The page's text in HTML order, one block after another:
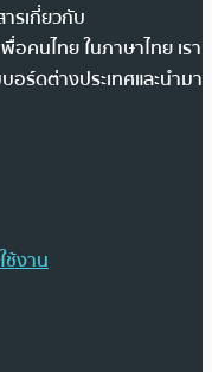
รเกี่ยวกับ
อคนไทย ในภาษาไทย เรา
อร์ดต่างประเทศและนำมา
ช้งาน